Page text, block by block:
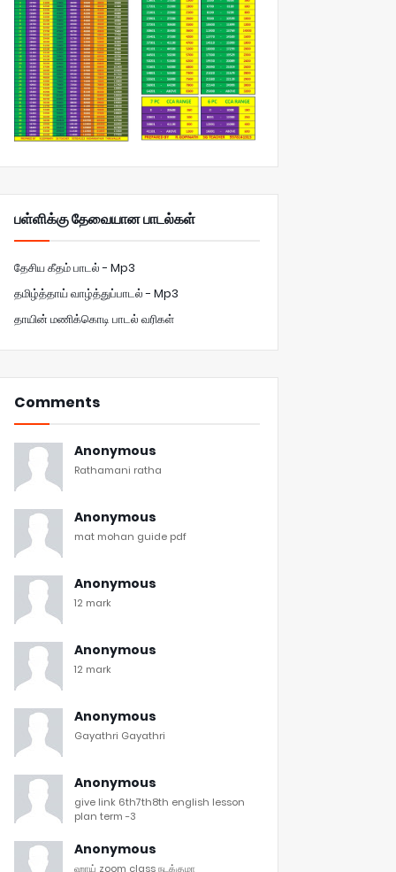
பள்ளிக்கு தேவையான பாடல்கள்
தேசிய கீதம் பாடல் - Mp3
தமிழ்த்தாய் வாழ்த்துப்பாடல் - Mp3
தாயின் மணிக்கொடி பாடல் வரிகள்
Comments
Anonymous
Rathamani ratha
Anonymous
mat mohan guide pdf
Anonymous
12 mark
Anonymous
12 mark
Anonymous
Gayathri Gayathri
Anonymous
give link 6th7th8th english lesson
plan term -3
Anonymous
ஹாய் zoom class நடக்குமா